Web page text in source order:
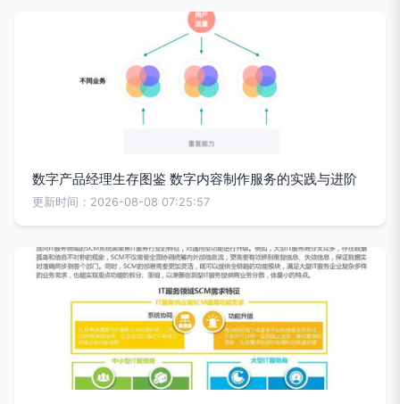
数字产品经理生存图鉴 数字内容制作服务的实践与进阶
更新时间：2026-08-08 07:25:57